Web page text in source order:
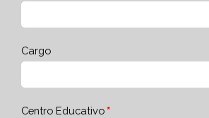
Cargo
Centro Educativo